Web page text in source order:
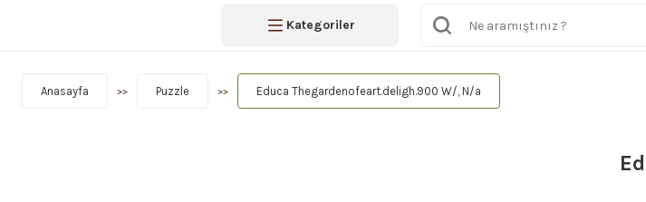
Kategoriler
Anasayfa Puzzle Educa Thegardenofeart.deligh.900 W/, N/a